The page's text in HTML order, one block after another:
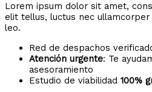
Lorem ipsum dolor sit amet,
elit tellus, luctus nec
leo.
Red de despachos
Atención urgente: Te
asesoramiento
Estudio de viabilidad 100%